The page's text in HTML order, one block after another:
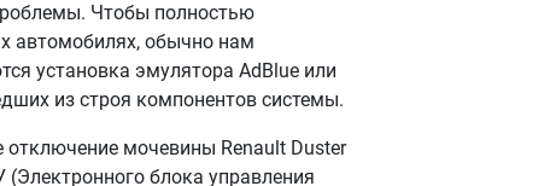
Чтобы полностью
автомобилях, обычно нам
установка эмулятора AdBlue или
из строя компонентов системы.
мочевины Renault Duster
блока управления